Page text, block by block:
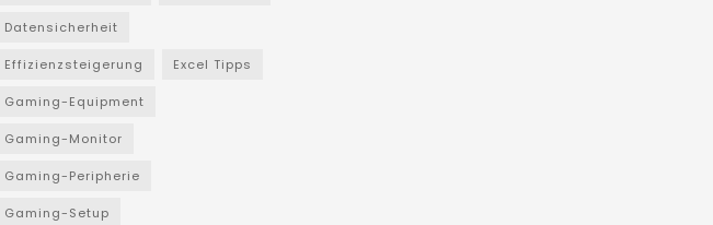
Datensicherheit
Effizienzsteigerung Excel Tipps
Gaming-Equipment
Gaming-Monitor
Gaming-Peripherie
Gaming-Setup